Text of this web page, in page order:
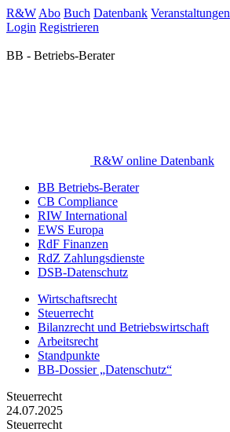
R&W Abo Buch Datenbank Veranstaltungen
Login Registrieren
BB - Betriebs-Berater
R&W online Datenbank
BB Betriebs-Berater
CB Compliance
RIW International
EWS Europa
RdF Finanzen
RdZ Zahlungsdienste
DSB-Datenschutz
Wirtschaftsrecht
Steuerrecht
Bilanzrecht und Betriebswirtschaft
Arbeitsrecht
Standpunkte
BB-Dossier „Datenschutz“
Steuerrecht
24.07.2025
Steuerrecht